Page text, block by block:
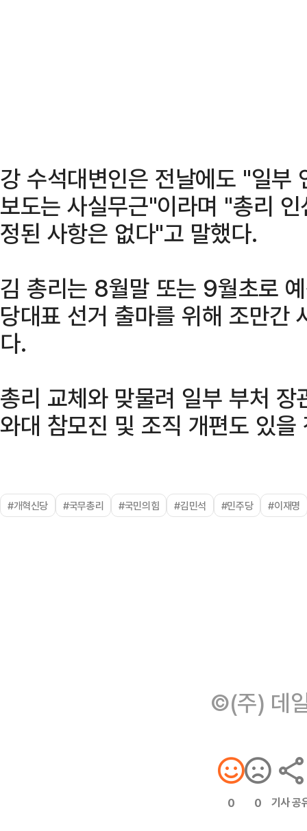
강 수석대변인은 전날에도 "일부
보도는 사실무근"이라며 "총리
정된 사항은 없다"고 말했다.
김 총리는 8월말 또는 9월초로
당대표 선거 출마를 위해 조만간
다.
총리 교체와 맞물려 일부 부처
와대 참모진 및 조직 개편도 있을
#개혁신당 #국무총리 #국민의힘 #김민석 #민주당 #이재명
©(주) 데
0 0 기사 공